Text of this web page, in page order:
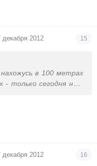
декабря 2012 15
в 100 метрах
только сегодня не в
декабря 2012 16